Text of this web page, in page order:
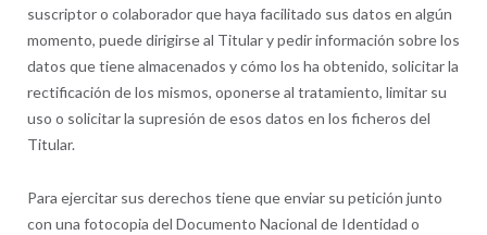
suscriptor o colaborador que haya facilitado sus datos en algún
momento, puede dirigirse al Titular y pedir información sobre los
datos que tiene almacenados y cómo los ha obtenido, solicitar la
rectificación de los mismos, oponerse al tratamiento, limitar su
uso o solicitar la supresión de esos datos en los ficheros del
Titular.
Para ejercitar sus derechos tiene que enviar su petición junto
con una fotocopia del Documento Nacional de Identidad o